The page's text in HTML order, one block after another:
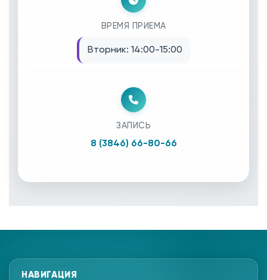
ВРЕМЯ ПРИЕМА
Вторник: 14:00-15:00
ЗАПИСЬ
8 (3846) 66-80-66
НАВИГАЦИЯ